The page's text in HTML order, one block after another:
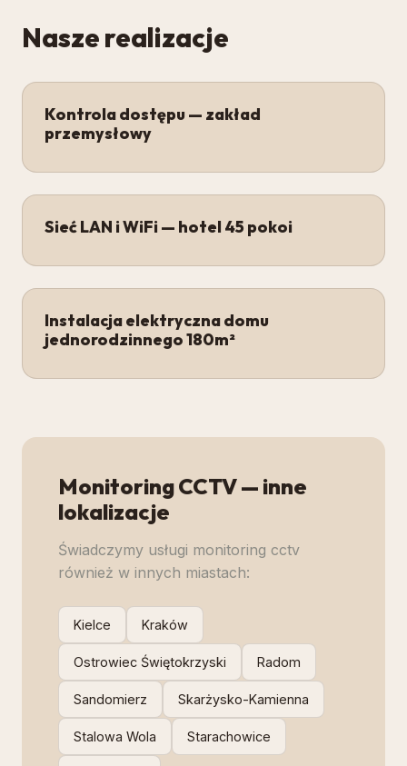
Nasze realizacje
Kontrola dostępu — zakład
przemysłowy
Sieć LAN i WiFi — hotel 45 pokoi
Instalacja elektryczna domu
jednorodzinnego 180m²
Monitoring CCTV— inne
lokalizacje
Świadczymy usługi monitoring cctv
również w innych miastach:
Kielce Kraków
Ostrowiec Świętokrzyski Radom
Sandomierz Skarżysko-Kamienna
Stalowa Wola Starachowice